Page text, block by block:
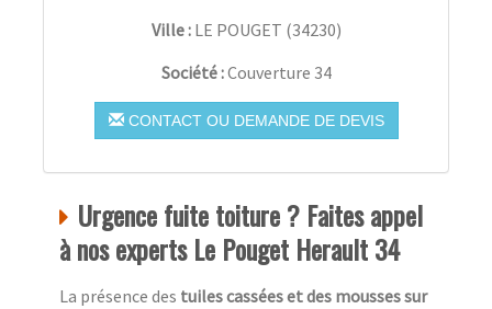
Ville : LE POUGET (34230)
Société :Couverture 34
CONTACT OU DEMANDE DE DEVIS
Urgence fuite toiture ? Faites appel
à nos experts Le Pouget Herault 34
La présence des tuiles cassées et des mousses sur